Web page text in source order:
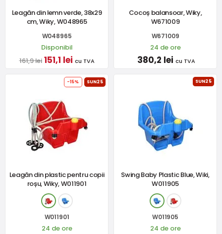
Leagăn din lemn verde, 38x29
cm, Wiky, W048965
W048965
Disponibil
161,9 lei 151,1 lei cu TVA
Cocoș balansoar, Wiky,
W671009
W671009
24 de ore
380,2 lei cu TVA
-15% SUN25
Leagăn din plastic pentru copii
roșu, Wiky, W011901
W011901
24 de ore
SUN25
Swing Baby Plastic Blue, Wiki,
W011905
W011905
24 de ore